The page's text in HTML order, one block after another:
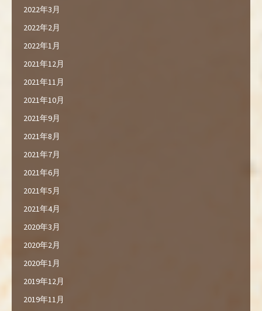
2022年3月
2022年2月
2022年1月
2021年12月
2021年11月
2021年10月
2021年9月
2021年8月
2021年7月
2021年6月
2021年5月
2021年4月
2020年3月
2020年2月
2020年1月
2019年12月
2019年11月